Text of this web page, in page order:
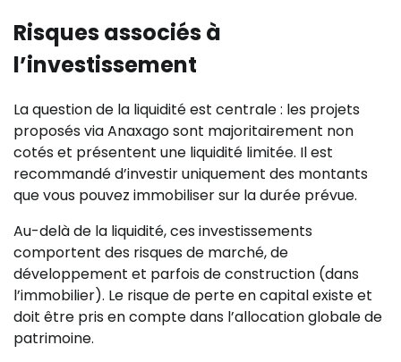
Risques associés à
l’investissement
La question de la liquidité est centrale : les projets
proposés via Anaxago sont majoritairement non
cotés et présentent une liquidité limitée. Il est
recommandé d’investir uniquement des montants
que vous pouvez immobiliser sur la durée prévue.
Au-delà de la liquidité, ces investissements
comportent des risques de marché, de
développement et parfois de construction (dans
l’immobilier). Le risque de perte en capital existe et
doit être pris en compte dans l’allocation globale de
patrimoine.